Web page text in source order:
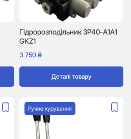
Гідророзподільник 3P40-A1A1
GKZ1
3 750₴
Деталі товару
Ручне курування